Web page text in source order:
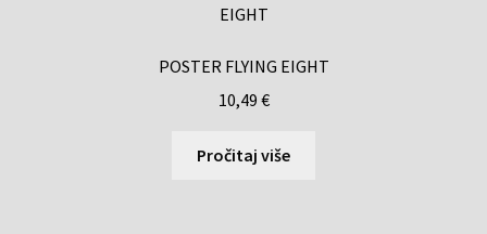
POSTER FLYING EIGHT
10,49 €
Pročitaj više